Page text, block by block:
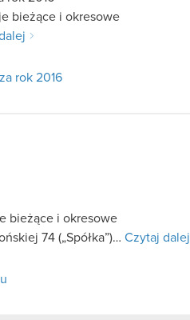
bieżące i okresowe
rok 2016
bieżące i okresowe
74 („Spółka”)… Czytaj dalej